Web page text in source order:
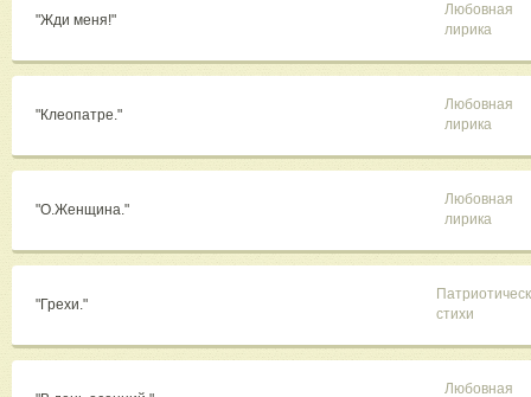
"Жди меня!"
Любовная
лирика
"Клеопатре."
Любовная
лирика
"О.Женщина."
Любовная
лирика
"Грехи."
стихи
Любовная